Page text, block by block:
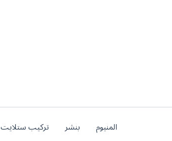
المنيوم بنشر تركيب ستلايت